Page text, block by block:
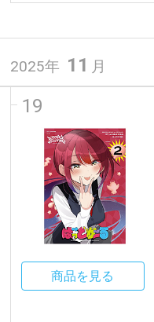
2025年 11 月
19
商品を見る